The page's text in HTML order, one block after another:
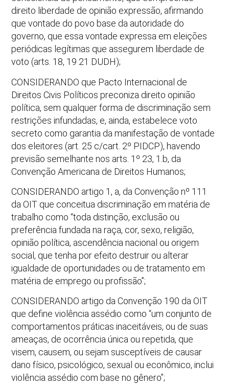
direito liberdade de opinião expressão, afirmando
que vontade do povo base da autoridade do
governo, que essa vontade expressa em eleições
periódicas legítimas que assegurem liberdade de
voto (arts. 18, 19 21 DUDH);
CONSIDERANDO que Pacto Internacional de
Direitos Civis Políticos preconiza direito opinião
política, sem qualquer forma de discriminação sem
restrições infundadas, e, ainda, estabelece voto
secreto como garantia da manifestação de vontade
dos eleitores (art. 25 c/cart. 2º PIDCP), havendo
previsão semelhante nos arts. 1º 23, 1.b, da
Convenção Americana de Direitos Humanos;
CONSIDERANDO artigo 1, a, da Convenção nº 111
da OIT que conceitua discriminação em matéria de
trabalho como “toda distinção, exclusão ou
preferência fundada na raça, cor, sexo, religião,
opinião política, ascendência nacional ou origem
social, que tenha por efeito destruir ou alterar
igualdade de oportunidades ou de tratamento em
matéria de emprego ou profissão”;
CONSIDERANDO artigo da Convenção 190 da OIT
que define violência assédio como “um conjunto de
comportamentos práticas inaceitáveis, ou de suas
ameaças, de ocorrência única ou repetida, que
visem, causem, ou sejam susceptíveis de causar
dano físico, psicológico, sexual ou econômico, inclui
violência assédio com base no gênero”;